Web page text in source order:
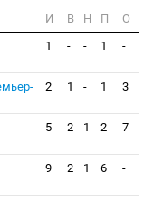
И В Н П
О
1 - - 1 -
2 1 - 1 3
5 2 1 2 7
9 2 1 6 -